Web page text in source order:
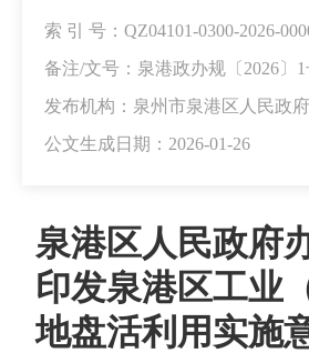
索 引 号：QZ04101-0300-2026-
备注/文号：泉港政办规〔2026〕
发布机构：泉州市泉港区人民政府
公文生成日期：2026-01-26
泉港区人民政府
印发泉港区工业
地盘活利用实施